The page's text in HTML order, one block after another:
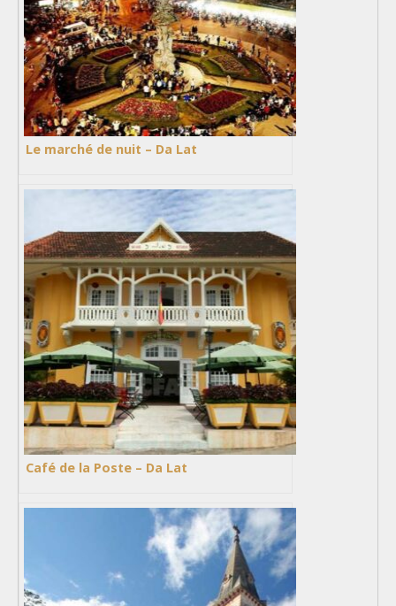
Le marché de nuit – Da Lat
Café de la Poste – Da Lat